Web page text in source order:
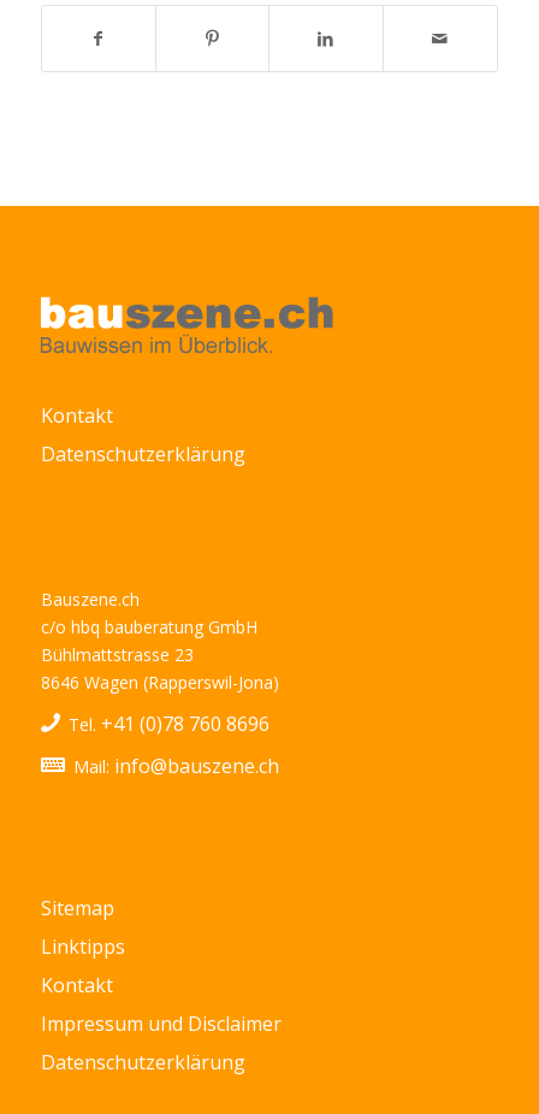
Kontakt
Datenschutzerklärung
Bauszene.ch
c/o hbq bauberatung GmbH
Bühlmattstrasse 23
8646 Wagen (Rapperswil-Jona)
Tel. +41 (0)78 760 8696
Mail: info@bauszene.ch
Sitemap
Linktipps
Kontakt
Impressum und Disclaimer
Datenschutzerklärung